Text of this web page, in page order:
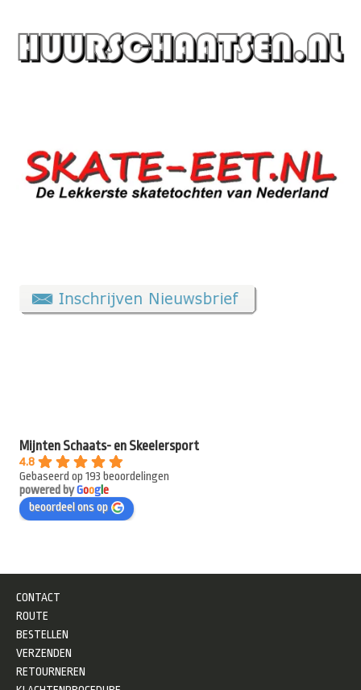
Mijnten Schaats- en Skeelersport
4.8
Gebaseerd op 193 beoordelingen
powered byGooge
beoordeel ons op
CONTACT
ROUTE
BESTELLEN
VERZENDEN
RETOURNEREN